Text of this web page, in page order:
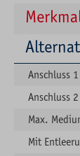
Anschluss 1
Anschluss 2
Max.
Mit